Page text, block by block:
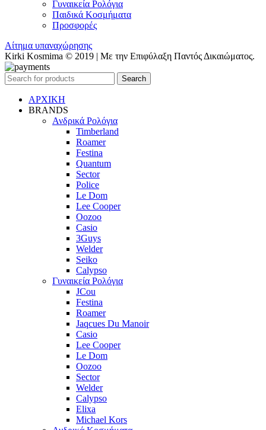
Γυναικεία Ρολόγια
Παιδικά Κοσμήματα
Προσφορές
Αίτημα υπαναχώρησης
Kirki Kosmima © 2019 | Με την Επιφύλαξη Παντός Δικαιώματος.
Search
ΑΡΧΙΚΗ
BRANDS
Ανδρικά Ρολόγια
Timberland
Roamer
Festina
Quantum
Sector
Police
Le Dom
Lee Cooper
Oozoo
Casio
3Guys
Welder
Seiko
Calypso
Γυναικεία Ρολόγια
JCou
Festina
Roamer
Jaqcues Du Manoir
Casio
Lee Cooper
Le Dom
Oozoo
Sector
Welder
Calypso
Elixa
Michael Kors